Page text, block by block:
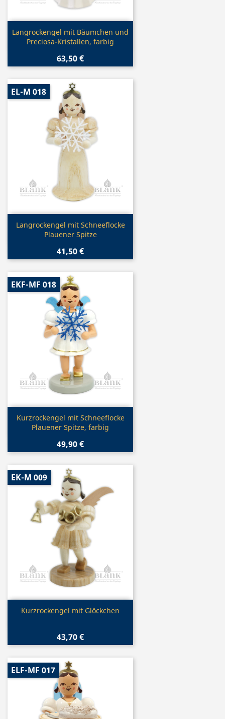
Vorschau
Langrockengel mit Bäumchen und
Preciosa-Kristallen, farbig
63,50 €
Vorschau
Langrockengel mit Schneeflocke
Plauener Spitze
41,50 €
EL-M 018
Vorschau
Kurzrockengel mit Schneeflocke
Plauener Spitze, farbig
49,90 €
EKF-MF 018
Vorschau
Kurzrockengel mit Glöckchen
43,70 €
EK-M 009
ELF-MF 017